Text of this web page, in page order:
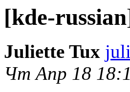
[kde-
Juliette Tux
Чт Апр 18